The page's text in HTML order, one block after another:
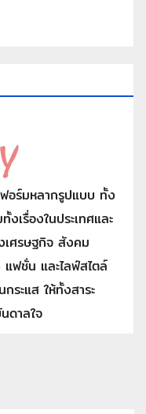
อร์มหลากรูปแบบ ทั้ง
เรื่องในประเทศและ
เศรษฐกิจ สังคม
ฟชั่น และไลฟ์สไตล์
ระแส ให้ทั้งสาระ
ดาลใจ